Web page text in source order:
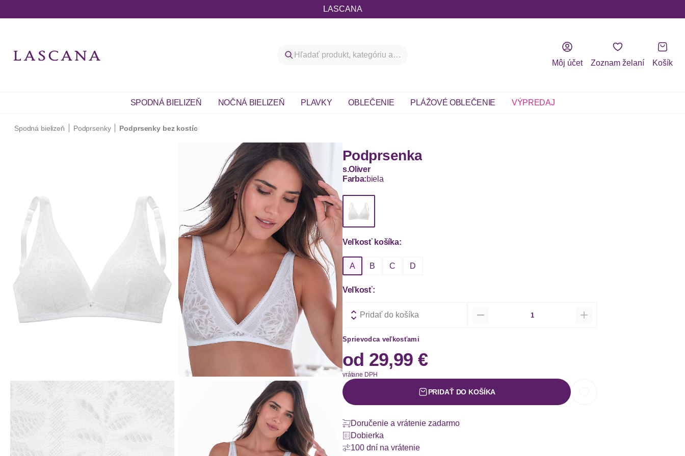
LASCANA
Môj účet Zoznam želaní Košík
SPODNÁ BIELIZEŇ NOČNÁ BIELIZEŇ PLAVKY OBLEČENIE PLÁŽOVÉ OBLEČENIE VÝPREDAJ
Spodná bielizeň Podprsenky Podprsenky bez kostíc
Podprsenka
s.Oliver
Farba:biela
Veľkosť košíka:
A B C D
Veľkosť:
Pridať do košíka
Sprievodca veľkosťami
od 29,99 €
vrátane DPH
PRIDAŤ DO KOŠÍKA
Doručenie a vrátenie zadarmo
Dobierka
100 dní na vrátenie